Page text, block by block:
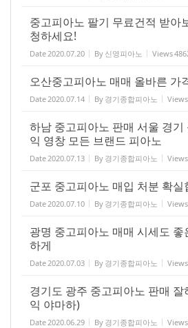
중고피아노 팔기 무료건적 받아
청하세요!
Date 2020.07.20 By 신영피아노 Views
오산중고피아노 매매 올바른 가
Date 2020.07.14 By 경기종합피아노 Views
하남 중고피아노 판매 서울 경
익 영창 모든 브랜드 피아노
Date 2020.07.13 By 경기종합피아노 Views
군포 중고피아노 매입 처분 확실
Date 2020.07.10 By 경기종합피아노 Views
광명 중고피아노 매매 시세도 좋
하게
Date 2020.07.03 By 경기종합피아노 Views
경기도 광주 중고피아노 판매
익 야마하)
Date 2020.06.29 By 경기종합피아노 Views